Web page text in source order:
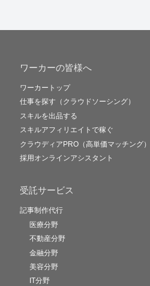
ワーカーの皆様へ
ワーカートップ
仕事を探す（クラウドソーシング）
スキルを出品する
スキルアフィリエイトで稼ぐ
クラウディアPRO（高単価マッチング）
採用オンラインアシスタント
受託サービス
記事制作代行
医療分野
不動産分野
金融分野
美容分野
IT分野